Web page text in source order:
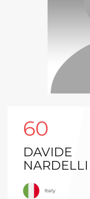
60
DAVIDE
NARDELLI
Italy